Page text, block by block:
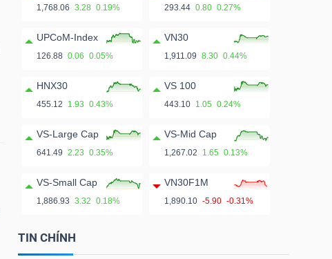
1,768.06 3.28 0.19% 293.44 0.80 0.27%
UPCoM-Index
126.88 0.06 0.05%
VN30
1,911.09 8.30 0.44%
HNX30
455.12 1.93 0.43%
VS 100
443.10 1.05 0.24%
VS-Large Cap
641.49 2.23 0.35%
VS-Mid Cap
1,267.02 1.65 0.13%
VS-Small Cap
1,886.93 3.32 0.18%
VN30F1M
1,890.10 -5.90 -0.31%
TIN CHÍNH